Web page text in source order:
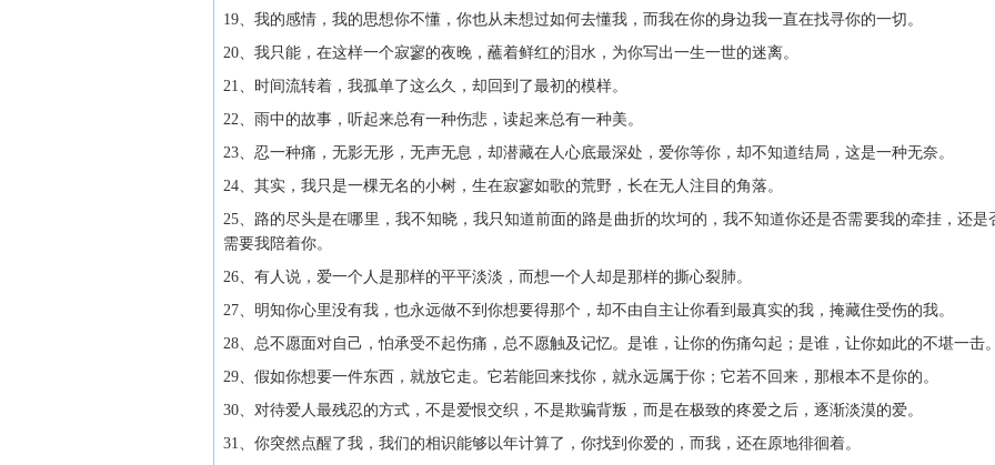
19、我的感情，我的思想你不懂，你也从未想过如何去懂我，而我在你的身边我一直在找寻你的一切。
20、我只能，在这样一个寂寥的夜晚，蘸着鲜红的泪水，为你写出一生一世的迷离。
21、时间流转着，我孤单了这么久，却回到了最初的模样。
22、雨中的故事，听起来总有一种伤悲，读起来总有一种美。
23、忍一种痛，无影无形，无声无息，却潜藏在人心底最深处，爱你等你，却不知道结局，这是一种无奈。
24、其实，我只是一棵无名的小树，生在寂寥如歌的荒野，长在无人注目的角落。
25、路的尽头是在哪里，我不知晓，我只知道前面的路是曲折的坎坷的，我不知道你还是否需要我的牵挂，还是
需要我陪着你。
26、有人说，爱一个人是那样的平平淡淡，而想一个人却是那样的撕心裂肺。
27、明知你心里没有我，也永远做不到你想要得那个，却不由自主让你看到最真实的我，掩藏住受伤的我。
28、总不愿面对自己，怕承受不起伤痛，总不愿触及记忆。是谁，让你的伤痛勾起；是谁，让你如此的不堪一击。
29、假如你想要一件东西，就放它走。它若能回来找你，就永远属于你；它若不回来，那根本不是你的。
30、对待爱人最残忍的方式，不是爱恨交织，不是欺骗背叛，而是在极致的疼爱之后，逐渐淡漠的爱。
31、你突然点醒了我，我们的相识能够以年计算了，你找到你爱的，而我，还在原地徘徊着。